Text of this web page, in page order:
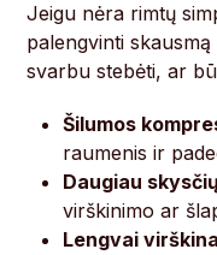
Jeigu nėra rimtų
palengvinti
svarbu stebėti, ar
Šilumos
raumenis ir
Daugiau skysčių
virškinimo ar
Lengvai